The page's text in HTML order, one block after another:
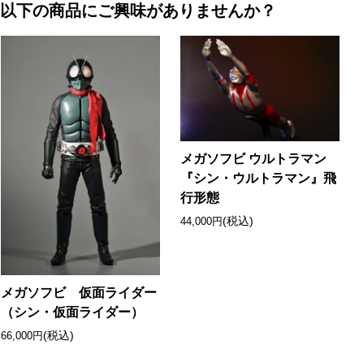
以下の商品にご興味がありませんか？
メガソフビ 仮面ライダー
（シン・仮面ライダー）
66,000円(税込)
メガソフビ ウルトラマン
『シン・ウルトラマン』飛
行形態
44,000円(税込)